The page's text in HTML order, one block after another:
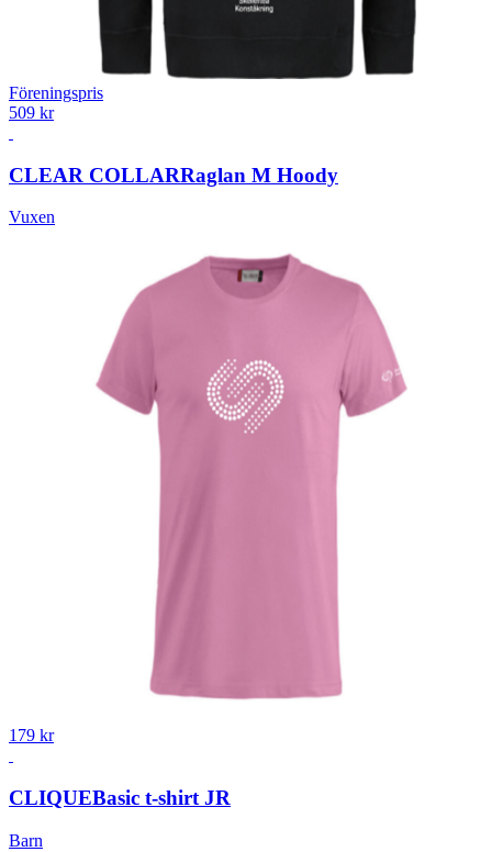
Föreningspris
509 kr
CLEAR COLLARRaglan M Hoody
Vuxen
179 kr
CLIQUEBasic t-shirt JR
Barn